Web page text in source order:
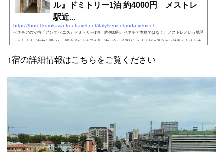
ル』ドミトリー1泊 約4000円 メストレ
駅近...
https://hotel.kurokawa-freetravel.net/italy/venice/anda-venice/
ベネチアの安宿『アンダ ベニス』ドミトリー1泊、約4000円。ベネチア本島ではなく、メストレという地区
にあります（だから安い）。駅近でベネチア本島（サンタルチア駅）へも１駅とアクセスは悪くありませ
↑宿の詳細情報はこちらをご覧ください